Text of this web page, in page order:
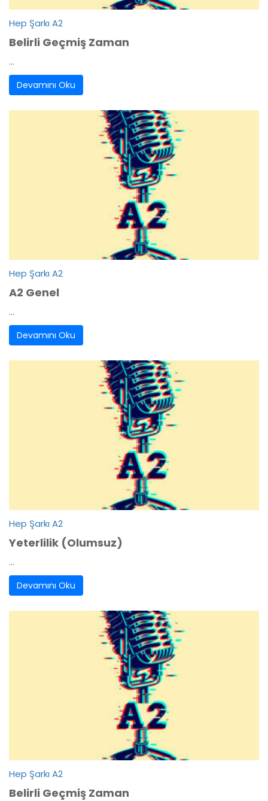
Hep Şarkı A2
Belirli Geçmiş Zaman
...
Devamını Oku
Hep Şarkı A2
A2 Genel
...
Devamını Oku
Hep Şarkı A2
Yeterlilik (Olumsuz)
...
Devamını Oku
Hep Şarkı A2
Belirli Geçmiş Zaman